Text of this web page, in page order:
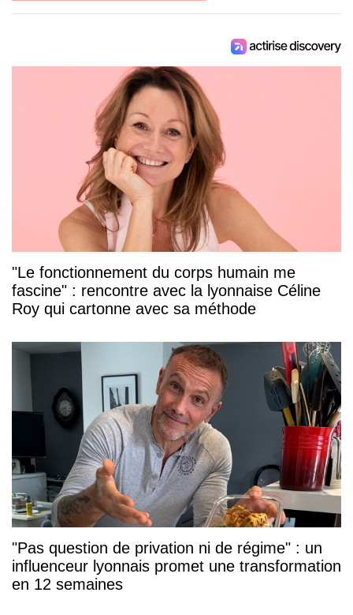
"Le fonctionnement du corps humain me
fascine" : rencontre avec la lyonnaise Céline
Roy qui cartonne avec sa méthode
"Pas question de privation ni de régime" : un
influenceur lyonnais promet une transformation
en 12 semaines